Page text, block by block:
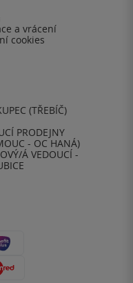
a vrácení
cookies
(TŘEBÍČ)
PRODEJNY
- OC HANÁ)
Á VEDOUCÍ -